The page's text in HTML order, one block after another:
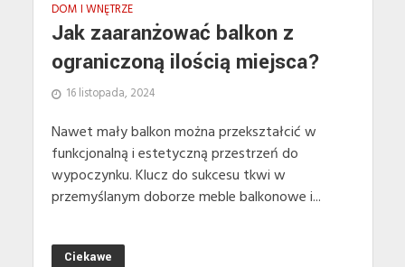
DOM I WNĘTRZE
Jak zaaranżować balkon z
ograniczoną ilością miejsca?
16 listopada, 2024
Nawet mały balkon można przekształcić w
funkcjonalną i estetyczną przestrzeń do
wypoczynku. Klucz do sukcesu tkwi w
przemyślanym doborze meble balkonowe i...
Ciekawe